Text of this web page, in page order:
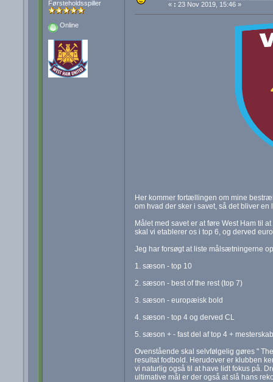
Førsteholdsspiller
Online
« : 23 Nov 2019, 15:46 »
Her kommer fortællingen om mine
om hvad der sker i savet, så det bliver en
Målet med savet er at føre West Ham til
skal vi etablerer os i top 6, og derved
Jeg har forsøgt at liste målsætningerne
1. sæson - top 10
2. sæson - best of the rest (top 7)
3. sæson - europæisk bold
4. sæson - top 4 og derved CL
5. sæson + - fast del af top 4 +
Ovenstående skal selvfølgelig gøres "
resultat fodbold. Herudover er klubben
vi naturlig også til at have lidt fokus på.
ultimative mål er der også at slå hans